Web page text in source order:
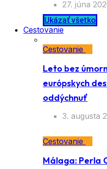
27. júna 2026
Ukázať všetko
Cestovanie
Cestovanie
Leto bez
európskych
oddýchnuť
Cestovanie